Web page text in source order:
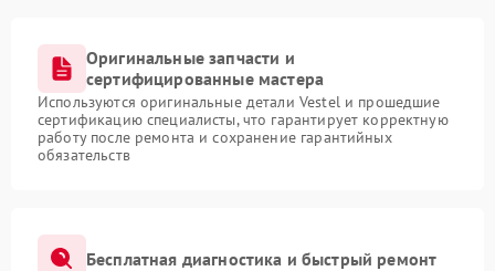
Оригинальные запчасти и
сертифицированные мастера
Используются оригинальные детали Vestel и прошедшие
сертификацию специалисты, что гарантирует корректную
работу после ремонта и сохранение гарантийных
обязательств
Бесплатная диагностика и быстрый ремонт